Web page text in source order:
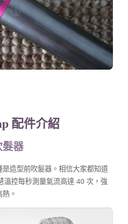
配件介紹
髮器
造型前吹髮器。相信大家都知道
溫控每秒測量氣流高達 40 次，強
。